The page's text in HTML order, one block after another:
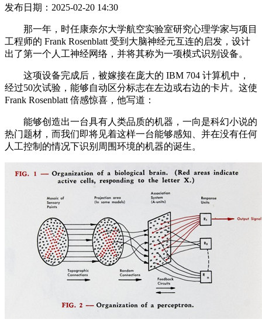
发布日期：2025-02-20 14:30
那一年，时任康奈尔大学航空实验室研究心理学家与项目
工程师的 Frank Rosenblatt 受到大脑神经元互连的启发，设计
出了第一个人工神经网络，并将其称为一项模式识别设备。
这项设备完成后，被嫁接在庞大的 IBM 704 计算机中，
经过50次试验，能够自动区分标志在左边或右边的卡片。这使
Frank Rosenblatt 倍感惊喜，他写道：
能够创造出一台具有人类品质的机器，一向是科幻小说的
热门题材，而我们即将见着这样一台能够感知、并在没有任何
人工控制的情况下识别周围环境的机器的诞生。